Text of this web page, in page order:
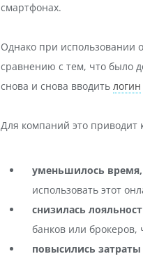
смартфонах.
Однако при использовании
сравнению с тем, что было
снова и снова вводить логин
Для компаний это
уменьшилось время,
использовать этот
снизилась
банков или
повысились затраты